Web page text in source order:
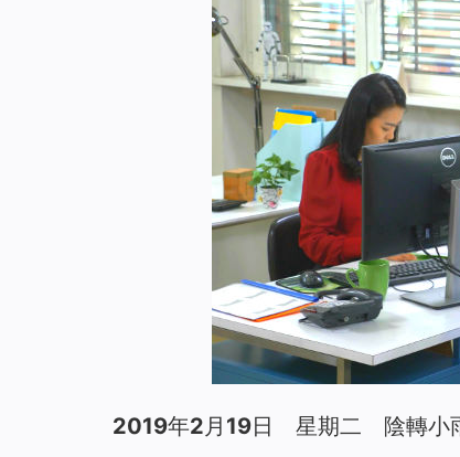
2019年2月19日 星期二 陰轉小